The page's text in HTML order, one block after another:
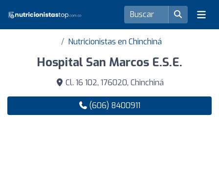
Nutricionistas en Chinchiná
Hospital San Marcos E.S.E.
Cl. 16 102, 176020, Chinchiná
(606) 8400911